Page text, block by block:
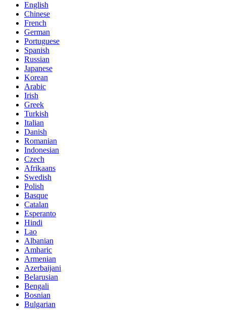
English
Chinese
French
German
Portuguese
Spanish
Russian
Japanese
Korean
Arabic
Irish
Greek
Turkish
Italian
Danish
Romanian
Indonesian
Czech
Afrikaans
Swedish
Polish
Basque
Catalan
Esperanto
Hindi
Lao
Albanian
Amharic
Armenian
Azerbaijani
Belarusian
Bengali
Bosnian
Bulgarian